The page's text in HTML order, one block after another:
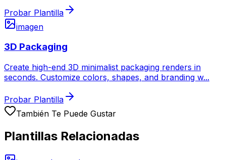
Probar Plantilla
imagen
3D Packaging
Create high-end 3D minimalist packaging renders in
seconds. Customize colors, shapes, and branding w...
Probar Plantilla
También Te Puede Gustar
Plantillas Relacionadas